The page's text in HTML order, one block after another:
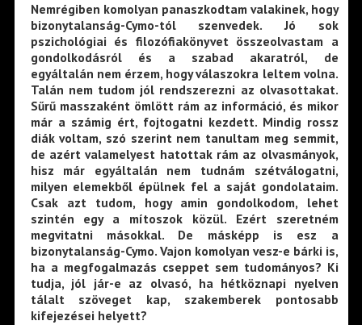
Nemrégiben komolyan panaszkodtam valakinek, hogy
bizonytalanság-Cymo-tól szenvedek. Jó sok
pszichológiai és filozófiakönyvet összeolvastam a
gondolkodásról és a szabad akaratról, de
egyáltalán nem érzem, hogy válaszokra leltem volna.
Talán nem tudom jól rendszerezni az olvasottakat.
Sűrű masszaként ömlött rám az információ, és mikor
már a számig ért, fojtogatni kezdett. Mindig rossz
diák voltam, szó szerint nem tanultam meg semmit,
de azért valamelyest hatottak rám az olvasmányok,
hisz már egyáltalán nem tudnám szétválogatni,
milyen elemekből épülnek fel a saját gondolataim.
Csak azt tudom, hogy amin gondolkodom, lehet
szintén egy a mítoszok közül. Ezért szeretném
megvitatni másokkal. De másképp is esz a
bizonytalanság-Cymo. Vajon komolyan vesz-e bárki is,
ha a megfogalmazás cseppet sem tudományos? Ki
tudja, jól jár-e az olvasó, ha hétköznapi nyelven
tálalt szöveget kap, szakemberek pontosabb
kifejezései helyett?